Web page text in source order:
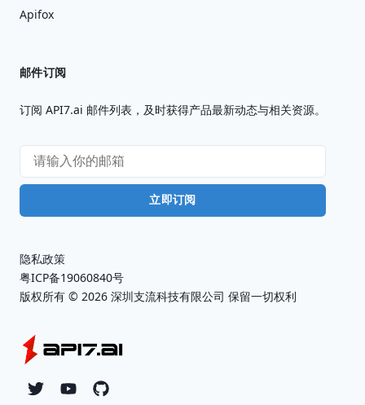
Apifox
邮件订阅
订阅 API7.ai 邮件列表，及时获得产品最新动态与相关资源。
立即订阅
隐私政策
粤ICP备19060840号
版权所有 © 2026 深圳支流科技有限公司 保留一切权利